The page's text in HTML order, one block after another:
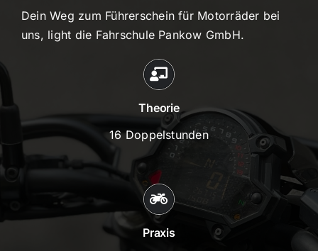
Dein Weg zum Führerschein für Motorräder bei
uns, light die Fahrschule Pankow GmbH.
Theorie
16 Doppelstunden
Praxis